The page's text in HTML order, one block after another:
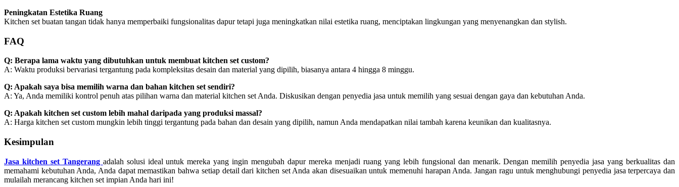
Peningkatan Estetika Ruang
Kitchen set buatan tangan tidak hanya memperbaiki fungsionalitas dapur tetapi juga meningkatkan nilai estetika ruang, menciptakan lingkungan yang menyenangkan dan stylish.
FAQ
Q: Berapa lama waktu yang dibutuhkan untuk membuat kitchen set custom?
A: Waktu produksi bervariasi tergantung pada kompleksitas desain dan material yang dipilih, biasanya antara 4 hingga 8 minggu.
Q: Apakah saya bisa memilih warna dan bahan kitchen set sendiri?
A: Ya, Anda memiliki kontrol penuh atas pilihan warna dan material kitchen set Anda. Diskusikan dengan penyedia jasa untuk memilih yang sesuai dengan gaya dan kebutuhan Anda.
Q: Apakah kitchen set custom lebih mahal daripada yang produksi massal?
A: Harga kitchen set custom mungkin lebih tinggi tergantung pada bahan dan desain yang dipilih, namun Anda mendapatkan nilai tambah karena keunikan dan kualitasnya.
Kesimpulan
Jasa kitchen set Tangerang adalah solusi ideal untuk mereka yang ingin mengubah dapur mereka menjadi ruang yang lebih fungsional dan menarik. Dengan memilih penyedia jasa yang berkualitas dan
memahami kebutuhan Anda, Anda dapat memastikan bahwa setiap detail dari kitchen set Anda akan disesuaikan untuk memenuhi harapan Anda. Jangan ragu untuk menghubungi penyedia jasa terpercaya dan
mulailah merancang kitchen set impian Anda hari ini!